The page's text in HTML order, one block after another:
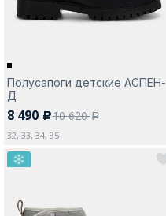
О компании
Покупателям
Полусапоги детские АСПЕН-
Д
8 490 c10 620a
32, 33, 34, 35